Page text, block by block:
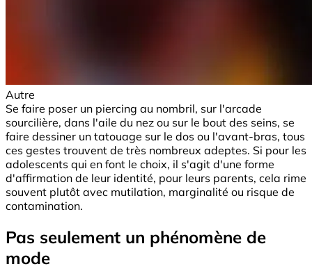
Autre
Se faire poser un piercing au nombril, sur l'arcade
sourcilière, dans l'aile du nez ou sur le bout des seins, se
faire dessiner un tatouage sur le dos ou l'avant-bras, tous
ces gestes trouvent de très nombreux adeptes. Si pour les
adolescents qui en font le choix, il s'agit d'une forme
d'affirmation de leur identité, pour leurs parents, cela rime
souvent plutôt avec mutilation, marginalité ou risque de
contamination.
Pas seulement un phénomène de
mode